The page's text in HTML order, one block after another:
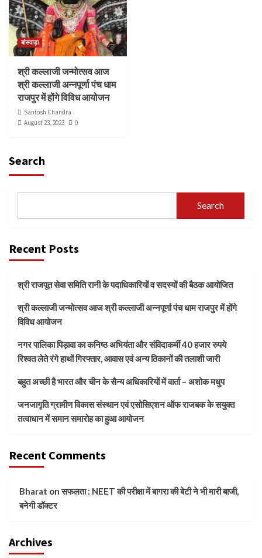
बांसवाड़ा
श्री कल्लाजी जन्मोत्सव आज
श्री कल्लाजी अन्नपूर्णा पंच धाम
राजपुर में होंगे विविध आयोजन
Santosh Chandra
August 23, 2023
0
Search
Search
Recent Posts
श्री राजपूत सेवा समिति रानी के पदाधिकारियों व सदस्यों की बैठक आयोजित
श्री कल्लाजी जन्मोत्सव आज श्री कल्लाजी अन्नपूर्णा पंच धाम राजपुर में होंगे
विविध आयोजन
नगर पालिका पिड़ावा का कनिष्ठ अभियंता और संविदाकर्मी 40 हजार रुपये
रिश्वत लेते रंगे हाथों गिरफ्तार, आवास एवं अन्य ठिकानों की तलाशी जारी
बहुत अच्छी है भारत और चीन के सैन्य अधिकारियों में वार्ता – अशोक मधुप
जनजागृति ग्रामीण विकास संस्थान एवं एसोसिएशन ऑफ राजबक के सयुक्त
तत्वाधान में समान समारोह का हुआ आयोजन
Recent Comments
Bharat onसफलता : NEET की परीक्षा में बागरा की बेटी ने भी मारी बाजी,
बनेगी डॉक्टर
Archives